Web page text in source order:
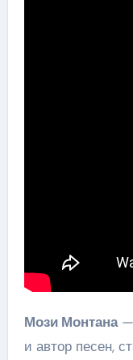
Мози Монтана—
и автор песен,